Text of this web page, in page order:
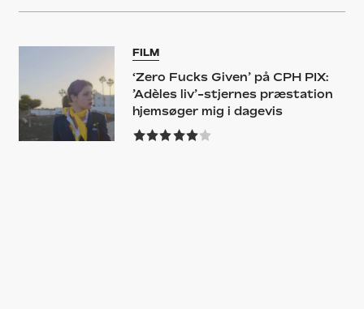
FILM
‘Zero Fucks Given’ på CPH PIX:
’Adèles liv’-stjernes præstation
hjemsøger mig i dagevis